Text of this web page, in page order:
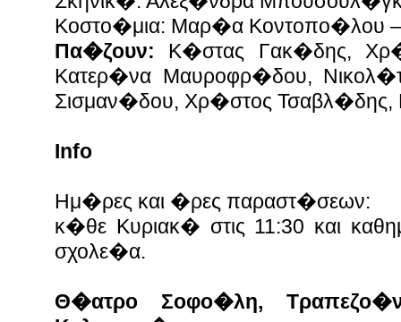
Κοστο�μια: Μαρ�α Κοντοπο�λου
Πα�ζουν: Κ�στας Γακ�δης,
Κατερ�να Μαυροφρ�δου,
Σισμαν�δου, Χρ�στος Τσαβλ�δης,
Info
Ημ�ρες και �ρες παραστ�σεων:
κ�θε Κυριακ� στις 11:30 και
σχολε�α.
Θ�ατρο Σοφο�λη,